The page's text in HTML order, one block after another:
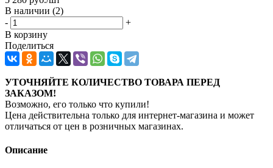
В наличии (2)
-
+
В корзину
Поделиться
УТОЧНЯЙТЕ КОЛИЧЕСТВО ТОВАРА ПЕРЕД
ЗАКАЗОМ!
Возможно, его только что купили!
Цена действительна только для интернет-магазина и может
отличаться от цен в розничных магазинах.
Описание